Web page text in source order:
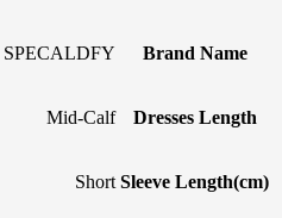
Brand Name
SPECALDFY
Dresses Length
Mid-Calf
Sleeve Length(cm)
Short